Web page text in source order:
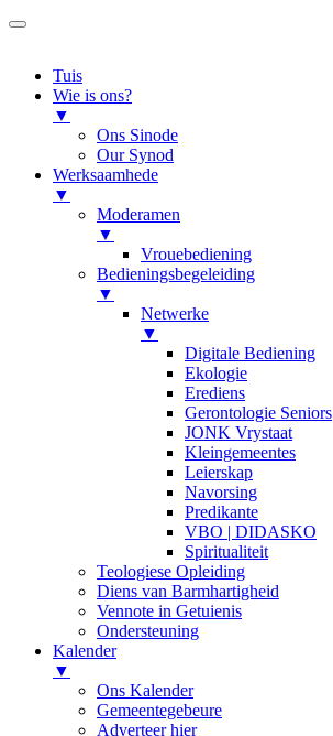
Tuis
Wie is ons?
▼
Ons Sinode
Our Synod
Werksaamhede
▼
Moderamen
▼
Vrouebediening
Bedieningsbegeleiding
▼
Netwerke
▼
Digitale Bediening
Ekologie
Erediens
Gerontologie Seniors
JONK Vrystaat
Kleingemeentes
Leierskap
Navorsing
Predikante
VBO | DIDASKO
Spiritualiteit
Teologiese Opleiding
Diens van Barmhartigheid
Vennote in Getuienis
Ondersteuning
Kalender
▼
Ons Kalender
Gemeentegebeure
Adverteer hier